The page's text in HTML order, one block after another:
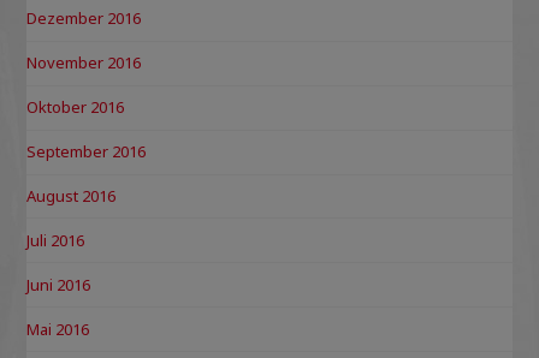
Dezember 2016
November 2016
Oktober 2016
September 2016
August 2016
Juli 2016
Juni 2016
Mai 2016